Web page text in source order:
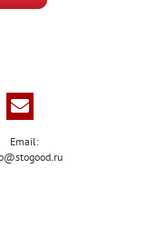
Email: